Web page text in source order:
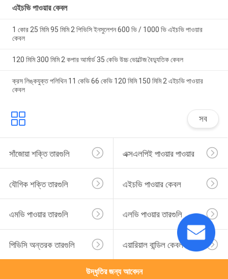
এইচভি পাওয়ার কেবল
1 কোর 25 মিমি 95 মিমি 2 পিভিসি ইনসুলেশন 600 ভি / 1000 ভি এইচভি পাওয়ার
কেবল
120 মিমি 300 মিমি 2 কপার আর্মার্ড 35 কেভি উচ্চ ভোল্টেজ বৈদ্যুতিক কেবল
ক্রস লিঙ্কযুক্ত পলিথিন 11 কেভি 66 কেভি 120 মিমি 150 মিমি 2 এইচভি পাওয়ার
কেবল
সব
সাঁজোয়া শক্তি তারগুলি এক্সএলপিই পাওয়ার পাওয়ার
যৌগিক শক্তি তারগুলি এইচভি পাওয়ার কেবল
এমভি পাওয়ার তারগুলি এলভি পাওয়ার তারগুলি
পিভিসি অন্তরক তারগুলি এয়ারিয়াল বান্ডিল কেবল
উদ্ধৃতির জন্য আবেদন